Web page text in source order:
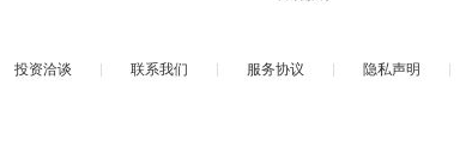
投资洽谈 联系我们 服务协议 隐私声明